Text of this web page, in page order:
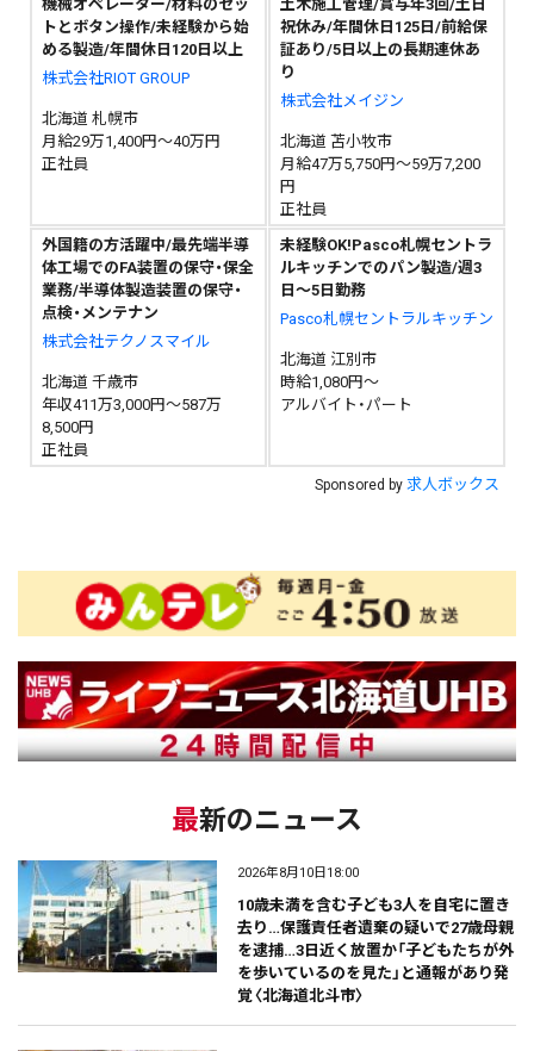
機械オペレーター/材料のセッ
トとボタン操作/未経験から始
める製造/年間休日120日以上
株式会社RIOT GROUP
北海道 札幌市
月給29万1,400円～40万円
正社員
土木施工管理/賞与年3回/土日
祝休み/年間休日125日/前給保
証あり/5日以上の長期連休あ
り
株式会社メイジン
北海道 苫小牧市
月給47万5,750円～59万7,200
円
正社員
外国籍の方活躍中/最先端半導
体工場でのFA装置の保守・保全
業務/半導体製造装置の保守・
点検・メンテナン
株式会社テクノスマイル
北海道 千歳市
年収411万3,000円～587万
8,500円
正社員
未経験OK!Pasco札幌セントラ
ルキッチンでのパン製造/週3
日～5日勤務
Pasco札幌セントラルキッチン
北海道 江別市
時給1,080円～
アルバイト・パート
Sponsored by 求人ボックス
最新のニュース
2026年8月10日18:00
10歳未満を含む子ども3人を自宅に置き
去り…保護責任者遺棄の疑いで27歳母親
を逮捕…3日近く放置か「子どもたちが外
を歩いているのを見た」と通報があり発
覚〈北海道北斗市〉